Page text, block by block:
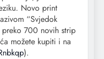
Novo print
“Svjedok
700 novih strip
možete kupiti i na
).